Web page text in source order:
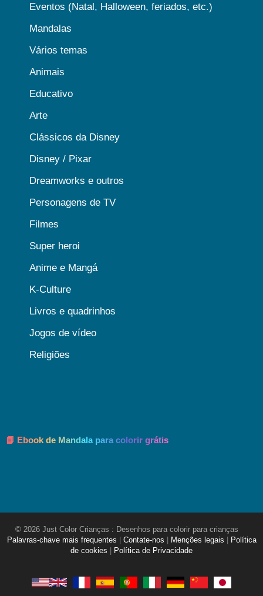
Eventos (Natal, Halloween, feriados, etc.)
Mandalas
Vários temas
Animais
Educativo
Arte
Clássicos da Disney
Disney / Pixar
Dreamworks e outros
Personagens de TV
Filmes
Super heroi
Anime e Mangá
K-Culture
Livros e quadrinhos
Jogos de vídeo
Religiões
📘 Ebook de Mandala para colorir grátis
© 2026 Just Color Crianças : Desenhos para colorir para crianças
Palavras-chave mais frequentes
Contate-nos Menções legais
Política
de cookies
Política de Privacidade